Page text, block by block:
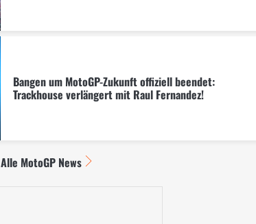
Bangen um MotoGP-Zukunft offiziell beendet:
Trackhouse verlängert mit Raul Fernandez!
Alle MotoGP News